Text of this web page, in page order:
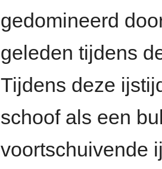
gedomineerd
geleden tijdens
Tijdens deze
schoof als een
voortschuivende